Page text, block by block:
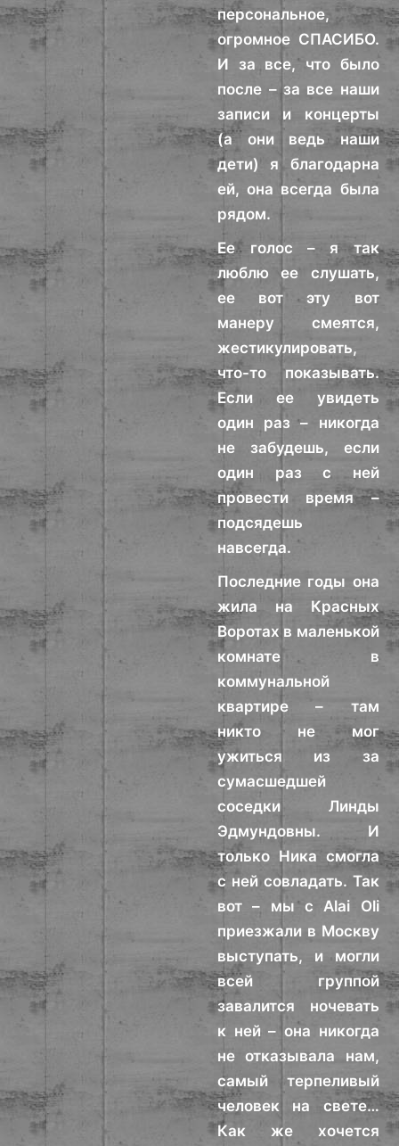
персональное,
огромное СПАСИБО.
И за все, что было
после – за все наши
записи и концерты
(а они ведь наши
дети) я благодарна
ей, она всегда была
рядом.
Ее голос – я так
люблю ее слушать,
ее вот эту вот
манеру смеятся,
жестикулировать,
что-то показывать.
Если ее увидеть
один раз – никогда
не забудешь, если
один раз с ней
провести время –
подсядешь
навсегда.
Последние годы она
жила на Красных
Воротах в маленькой
комнате в
коммунальной
квартире – там
никто не мог
ужиться из за
сумасшедшей
соседки Линды
Эдмундовны. И
только Ника смогла
с ней совладать. Так
вот – мы с Alai Oli
приезжали в Москву
выступать, и могли
всей группой
завалится ночевать
к ней – она никогда
не отказывала нам,
самый терпеливый
человек на свете…
Как же хочется